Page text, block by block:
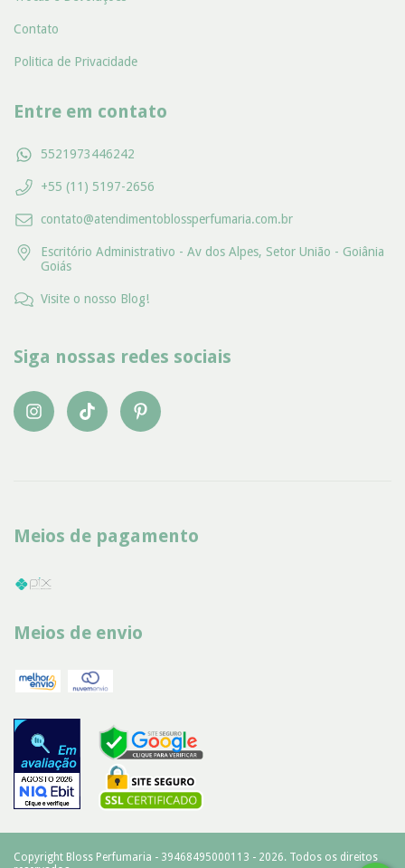
Contato
Politica de Privacidade
Entre em contato
5521973446242
+55 (11) 5197-2656
contato@atendimentoblossperfumaria.com.br
Escritório Administrativo - Av dos Alpes, Setor União - Goiânia
Goiás
Visite o nosso Blog!
Siga nossas redes sociais
Meios de pagamento
Meios de envio
Copyright Bloss Perfumaria - 39468495000113 - 2026. Todos os direitos